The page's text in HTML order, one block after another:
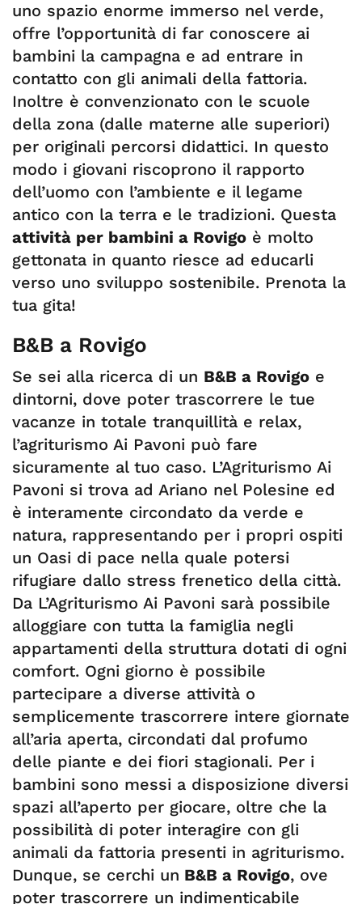
uno spazio enorme immerso nel verde,
offre l’opportunità di far conoscere ai
bambini la campagna e ad entrare in
contatto con gli animali della fattoria.
Inoltre è convenzionato con le scuole
della zona (dalle materne alle superiori)
per originali percorsi didattici. In questo
modo i giovani riscoprono il rapporto
dell’uomo con l’ambiente e il legame
antico con la terra e le tradizioni. Questa
attività per bambini a Rovigo è molto
gettonata in quanto riesce ad educarli
verso uno sviluppo sostenibile. Prenota la
tua gita!
B&B a Rovigo
Se sei alla ricerca di un B&B a Rovigo e
dintorni, dove poter trascorrere le tue
vacanze in totale tranquillità e relax,
l’agriturismo Ai Pavoni può fare
sicuramente al tuo caso. L’Agriturismo Ai
Pavoni si trova ad Ariano nel Polesine ed
è interamente circondato da verde e
natura, rappresentando per i propri ospiti
un Oasi di pace nella quale potersi
rifugiare dallo stress frenetico della città.
Da L’Agriturismo Ai Pavoni sarà possibile
alloggiare con tutta la famiglia negli
appartamenti della struttura dotati di ogni
comfort. Ogni giorno è possibile
partecipare a diverse attività o
semplicemente trascorrere intere giornate
all’aria aperta, circondati dal profumo
delle piante e dei fiori stagionali. Per i
bambini sono messi a disposizione diversi
spazi all’aperto per giocare, oltre che la
possibilità di poter interagire con gli
animali da fattoria presenti in agriturismo.
Dunque, se cerchi un B&B a Rovigo, ove
poter trascorrere un indimenticabile